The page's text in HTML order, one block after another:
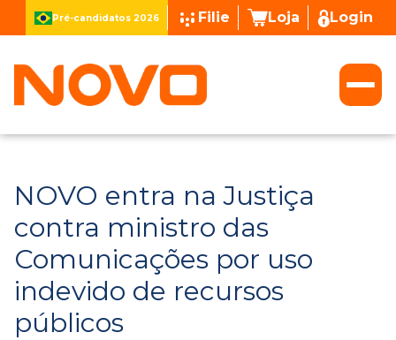
Pré-candidatos 2026 Filie Loja Login
NOVO entra na Justiça
contra ministro das
Comunicações por uso
indevido de recursos
públicos